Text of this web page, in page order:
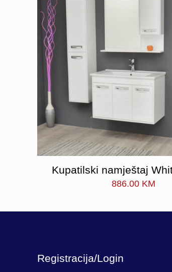
Kupatilski namještaj
886.00 KM
Registracija/Login